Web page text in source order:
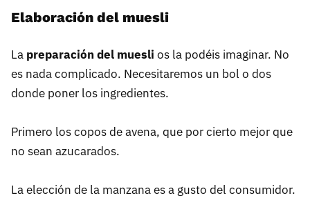
Elaboración del muesli
La preparación del muesli os la podéis imaginar. No
es nada complicado. Necesitaremos un bol o dos
donde poner los ingredientes.
Primero los copos de avena, que por cierto mejor que
no sean azucarados.
La elección de la manzana es a gusto del consumidor.